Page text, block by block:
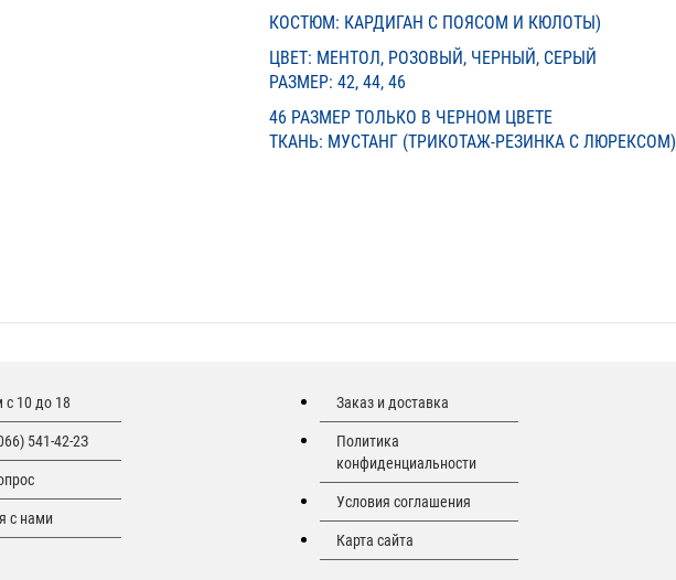
КОСТЮМ: КАРДИГАН С ПОЯСОМ И КЮЛОТЫ)
ЦВЕТ: МЕНТОЛ, РОЗОВЫЙ, ЧЕРНЫЙ, СЕРЫЙ
РАЗМЕР: 42, 44, 46
46 РАЗМЕР ТОЛЬКО В ЧЕРНОМ ЦВЕТЕ
ТКАНЬ: МУСТАНГ (ТРИКОТАЖ-РЕЗИНКА С ЛЮРЕКСОМ)
с 10 до 18
541-42-2З
с нами
Заказ и доставка
Политика
конфиденциальности
Условия соглашения
Карта сайта